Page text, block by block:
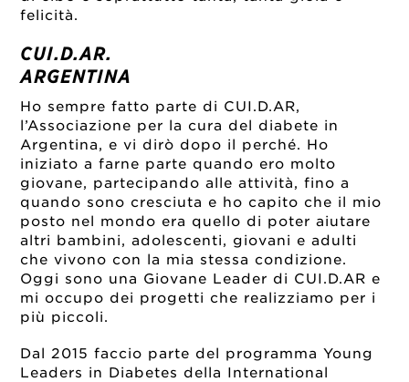
felicità.
CUI.D.AR.
ARGENTINA
Ho sempre fatto parte di CUI.D.AR,
l’Associazione per la cura del diabete in
Argentina, e vi dirò dopo il perché. Ho
iniziato a farne parte quando ero molto
giovane, partecipando alle attività, fino a
quando sono cresciuta e ho capito che il mio
posto nel mondo era quello di poter aiutare
altri bambini, adolescenti, giovani e adulti
che vivono con la mia stessa condizione.
Oggi sono una Giovane Leader di CUI.D.AR e
mi occupo dei progetti che realizziamo per i
più piccoli.
Dal 2015 faccio parte del programma Young
Leaders in Diabetes della International